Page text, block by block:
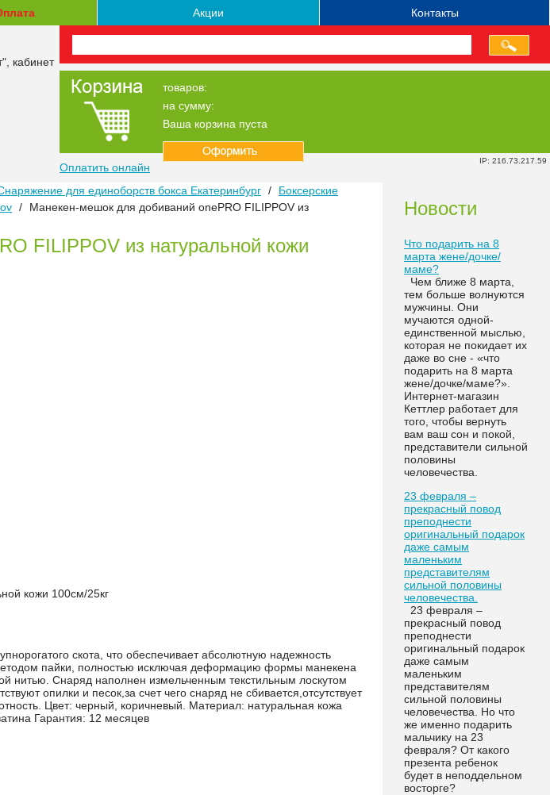
IP: 216.73.217.59
Акции Контакты
кабинет
товаров:
на сумму:
Ваша корзина пуста
Оплатить онлайн
для единоборств бокса Екатеринбург /
Боксерские
/
Манекен-мешок для добиваний onePRO FILIPPOV из
FILIPPOV из натуральной кожи
кожи 100см/25кг
скота, что обеспечивает абсолютную надежность
пайки, полностью исключая деформацию формы манекена
нитью. Снаряд наполнен измельченным текстильным лоскутом
опилки и песок,за счет чего снаряд не сбивается,отсутствует
Цвет: черный, коричневый. Материал: натуральная кожа
Гарантия: 12 месяцев
Новости
Что подарить на 8
марта жене/дочке/
маме?
Чем ближе 8 марта,
тем больше волнуются
мужчины. Они
мучаются одной-
единственной мыслью,
которая не покидает их
даже во сне - «что
подарить на 8 марта
жене/дочке/маме?».
Интернет-магазин
Кеттлер работает для
того, чтобы вернуть
вам ваш сон и покой,
представители сильной
половины
человечества.
23 февраля –
прекрасный повод
преподнести
оригинальный подарок
даже самым
маленьким
представителям
сильной половины
человечества.
23 февраля –
прекрасный повод
преподнести
оригинальный подарок
даже самым
маленьким
представителям
сильной половины
человечества. Но что
же именно подарить
мальчику на 23
февраля? От какого
презента ребенок
будет в неподдельном
восторге?